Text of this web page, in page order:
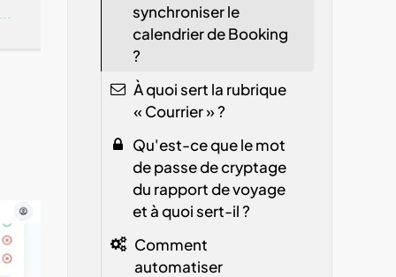
synchroniser le
calendrier de Booking
?
À quoi sert la rubrique
« Courrier » ?
Qu'est-ce que le mot
de passe de cryptage
du rapport de voyage
et à quoi sert-il ?
Comment
automatiser